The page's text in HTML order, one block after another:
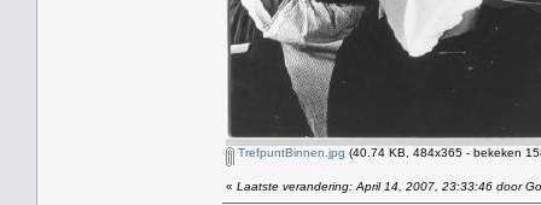
TrefpuntBinnen.jpg (40.74 KB, 484x365 - bekeken
« Laatste verandering: April 14, 2007, 23:33:46 door